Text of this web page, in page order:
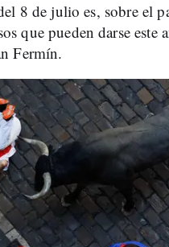
8 de julio es, sobre el
que pueden darse este
Fermín.